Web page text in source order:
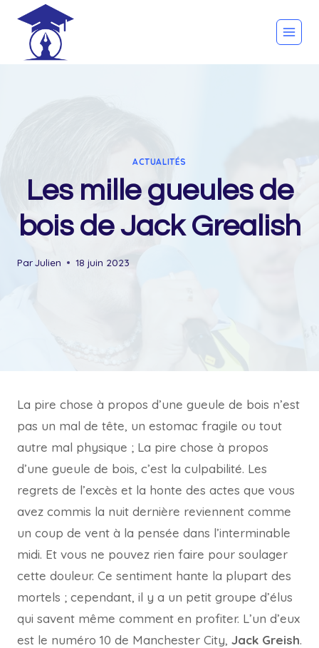
content
ACTUALITÉS
Les mille gueules de
bois de Jack Grealish
ParJulien 18 juin 2023
La pire chose à propos d’une gueule de bois n’est
pas un mal de tête, un estomac fragile ou tout
autre mal physique ; La pire chose à propos
d’une gueule de bois, c’est la culpabilité. Les
regrets de l’excès et la honte des actes que vous
avez commis la nuit dernière reviennent comme
un coup de vent à la pensée dans l’interminable
midi. Et vous ne pouvez rien faire pour soulager
cette douleur. Ce sentiment hante la plupart des
mortels ; cependant, il y a un petit groupe d’élus
qui savent même comment en profiter. L’un d’eux
est le numéro 10 de Manchester City, Jack Greish.